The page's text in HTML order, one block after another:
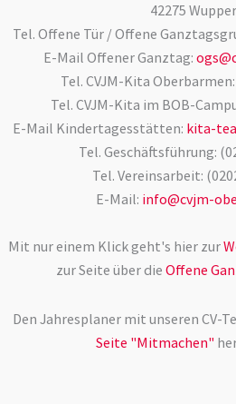
42275
Tel. Offene Tür / Offene
E-Mail Offener Ganztag:
Tel. CVJM-Kita Oberbarmen:
Tel. CVJM-Kita im BOB-
E-Mail Kindertagesstätten: kita-
Tel. Geschäftsführung:
Tel. Vereinsarbeit:
E-Mail: info@cvjm-
Mit nur einem Klick geht's hier zur
zur Seite über die Offene
Den Jahresplaner mit unseren CV-
Seite "Mitmachen"